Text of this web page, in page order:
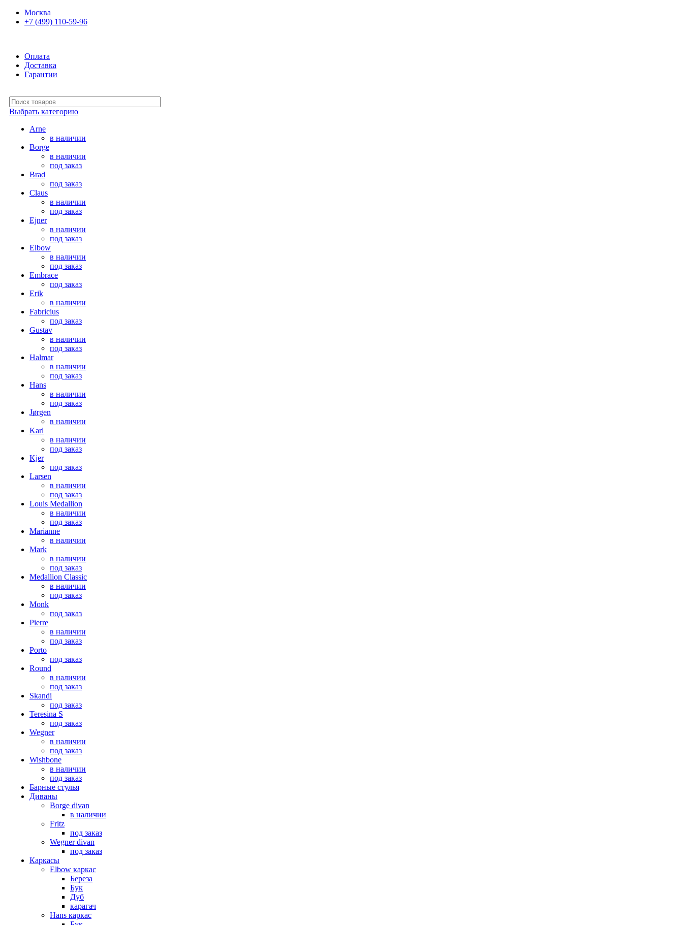
Москва
+7 (499) 110-59-96
Оплата
Доставка
Гарантии
Выбрать категорию
Arne
в наличии
Borge
в наличии
под заказ
Brad
под заказ
Claus
в наличии
под заказ
Ejner
в наличии
под заказ
Elbow
в наличии
под заказ
Embrace
под заказ
Erik
в наличии
Fabricius
под заказ
Gustav
в наличии
под заказ
Halmar
в наличии
под заказ
Hans
в наличии
под заказ
Jørgen
в наличии
Karl
в наличии
под заказ
Kjer
под заказ
Larsen
в наличии
под заказ
Louis Medallion
в наличии
под заказ
Marianne
в наличии
Mark
в наличии
под заказ
Medallion Classic
в наличии
под заказ
Monk
под заказ
Pierre
в наличии
под заказ
Porto
под заказ
Round
в наличии
под заказ
Skandi
под заказ
Teresina S
под заказ
Wegner
в наличии
под заказ
Wishbone
в наличии
под заказ
Барные стулья
Диваны
Borge divan
в наличии
Fritz
под заказ
Wegner divan
под заказ
Каркасы
Elbow каркас
Береза
Бук
Дуб
карагач
Hans каркас